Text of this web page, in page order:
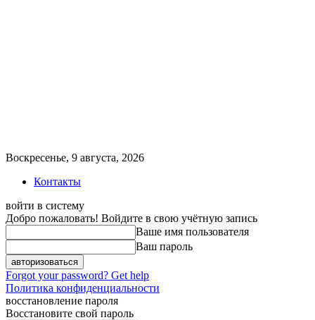
Воскресенье, 9 августа, 2026
Контакты
войти в систему
Добро пожаловать! Войдите в свою учётную запись
Ваше имя пользователя
Ваш пароль
Forgot your password? Get help
Политика конфиденциальности
восстановление пароля
Восстановите свой пароль